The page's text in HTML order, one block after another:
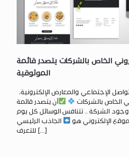
الخاص بالشركات يتصدر قائمة
الموثوقية
الخاص بالشركات
أن يتصدر قائمة
وجود الشركة .. تتنافس الوسائل كل يوم
الإلكتروني هو
الجاذب الرئيسي
للتعرف